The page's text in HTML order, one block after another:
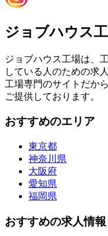
ジョブハウス
ジョブハウス工場は、
している人のための求
工場専門のサイトだか
ご提供しております。
おすすめのエリア
東京都
神奈川県
大阪府
愛知県
福岡県
おすすめの求人情報